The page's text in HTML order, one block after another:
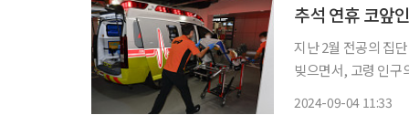
추석 연휴 코앞
지난 2월 전공의 집
빚으면서, 고령 인구
2024-09-04 11:33